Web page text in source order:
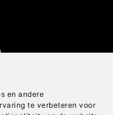
en andere
te verbeteren voor